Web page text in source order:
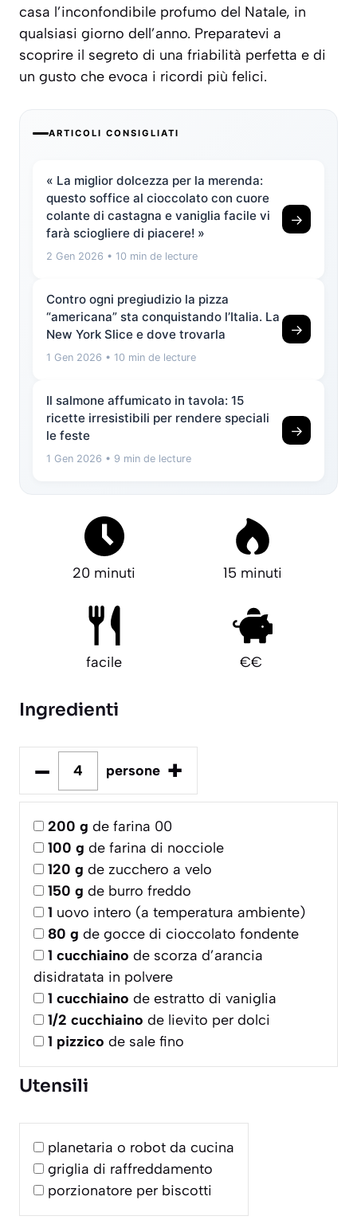
casa l’inconfondibile profumo del Natale, in
qualsiasi giorno dell’anno. Preparatevi a
scoprire il segreto di una friabilità perfetta e di
un gusto che evoca i ricordi più felici.
ARTICOLI CONSIGLIATI
« La miglior dolcezza per la merenda:
questo soffice al cioccolato con cuore
colante di castagna e vaniglia facile vi
farà sciogliere di piacere! »
2 Gen 2026 • 10 min de lecture
→
Contro ogni pregiudizio la pizza
“americana” sta conquistando l’Italia. La
New York Slice e dove trovarla
1 Gen 2026 • 10 min de lecture
→
Il salmone affumicato in tavola: 15
ricette irresistibili per rendere speciali
le feste
1 Gen 2026 • 9 min de lecture
→
20 minuti 15 minuti
facile €€
Ingredienti
– persone +
200 g de farina 00
100 g de farina di nocciole
120 g de zucchero a velo
150 g de burro freddo
1 uovo intero (a temperatura ambiente)
80 g de gocce di cioccolato fondente
1 cucchiaino de scorza d’arancia
disidratata in polvere
1 cucchiaino de estratto di vaniglia
1/2 cucchiaino de lievito per dolci
1 pizzico de sale fino
Utensili
planetaria o robot da cucina
griglia di raffreddamento
porzionatore per biscotti